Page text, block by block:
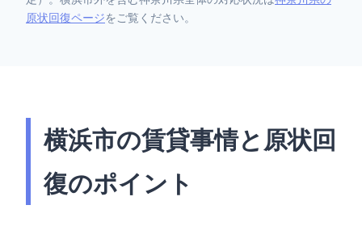
原状回復ページをご覧ください。
横浜市の賃貸事情と原状回
復のポイント